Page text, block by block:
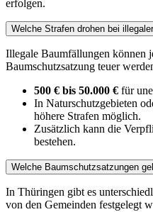
erfolgen.
Welche Strafen drohen bei
Illegale Baumfällungen können
Baumschutzsatzung teuer
500 € bis 50.000 € für
In Naturschutzgebieten
höhere Strafen möglich.
Zusätzlich kann die
bestehen.
Welche Baumschutzsatzungen
In Thüringen gibt es
von den Gemeinden festgelegt